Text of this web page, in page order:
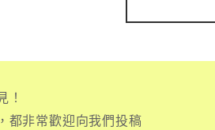
！
都非常歡迎向我們投稿